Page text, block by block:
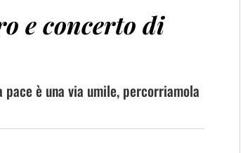
e concerto di
pace è una via umile, percorriamola